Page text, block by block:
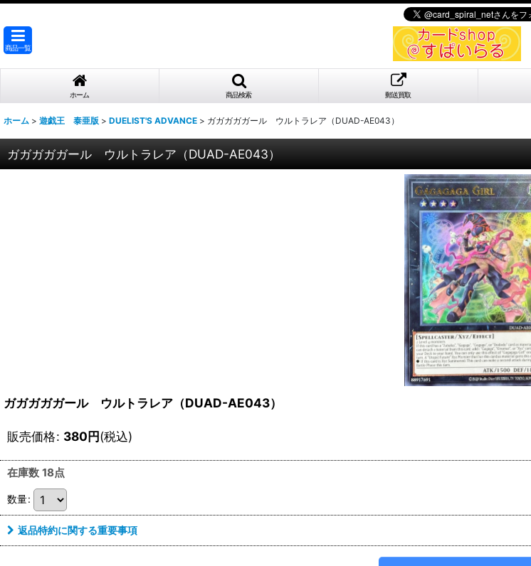
商品一覧
ホーム 商品検索 郵送買取
ホーム > 遊戯王 泰亜版 > DUELIST'S ADVANCE > ガガガガガール ウルトラレア（DUAD-AE043）
ガガガガガール ウルトラレア（DUAD-AE043）
ガガガガガール ウルトラレア（DUAD-AE043）
販売価格: 380円(税込)
在庫数 18点
数量:
返品特約に関する重要事項